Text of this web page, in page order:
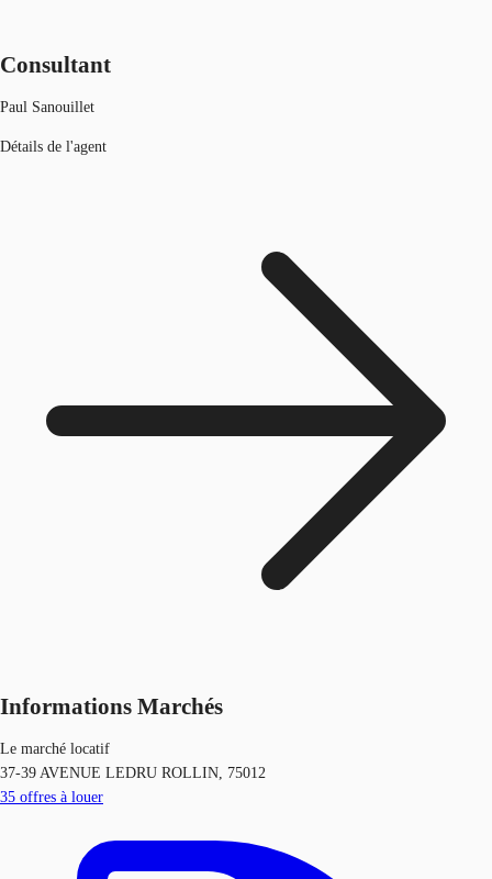
Consultant
Paul Sanouillet
Détails de l'agent
Informations Marchés
Le marché locatif
37-39 AVENUE LEDRU ROLLIN, 75012
35 offres à louer